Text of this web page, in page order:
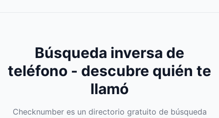
Búsqueda inversa de
teléfono - descubre quién te
llamó
Checknumber es un directorio gratuito de búsqueda